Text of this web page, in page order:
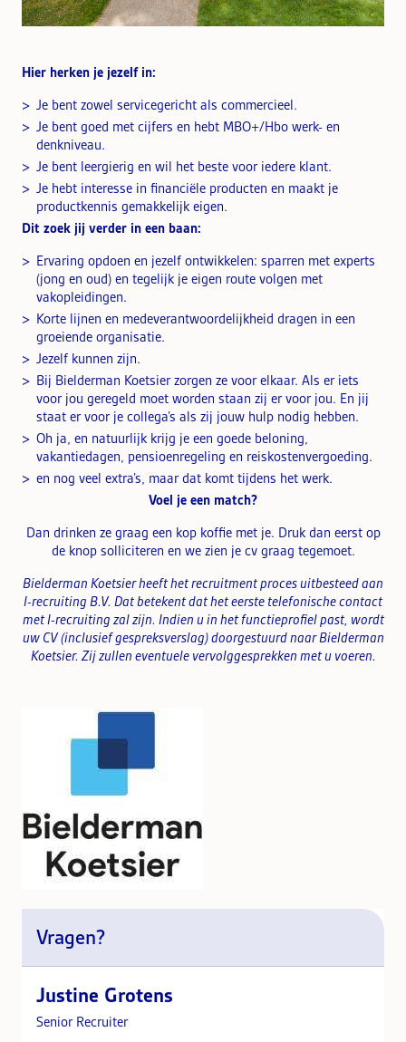
Hier herken je jezelf in:
Je bent zowel servicegericht als commercieel.
Je bent goed met cijfers en hebt MBO+/Hbo werk- en
denkniveau.
Je bent leergierig en wil het beste voor iedere klant.
Je hebt interesse in financiële producten en maakt je
productkennis gemakkelijk eigen.
Dit zoek jij verder in een baan:
Ervaring opdoen en jezelf ontwikkelen: sparren met experts
(jong en oud) en tegelijk je eigen route volgen met
vakopleidingen.
Korte lijnen en medeverantwoordelijkheid dragen in een
groeiende organisatie.
Jezelf kunnen zijn.
Bij Bielderman Koetsier zorgen ze voor elkaar. Als er iets
voor jou geregeld moet worden staan zij er voor jou. En jij
staat er voor je collega’s als zij jouw hulp nodig hebben.
Oh ja, en natuurlijk krijg je een goede beloning,
vakantiedagen, pensioenregeling en reiskostenvergoeding.
en nog veel extra’s, maar dat komt tijdens het werk.
Voel je een match?
Dan drinken ze graag een kop koffie met je. Druk dan eerst op
de knop solliciteren en we zien je cv graag tegemoet.
Bielderman Koetsier heeft het recruitment proces uitbesteed aan
I-recruiting B.V. Dat betekent dat het eerste telefonische contact
met I-recruiting zal zijn. Indien u in het functieprofiel past, wordt
uw CV (inclusief gespreksverslag) doorgestuurd naarBielderman
Koetsier. Zij zullen eventuele vervolggesprekken met u voeren.
Vragen?
Justine Grotens
Senior Recruiter